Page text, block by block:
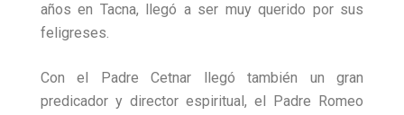
años en Tacna, llegó a ser muy querido por sus
feligreses.
Con el Padre Cetnar llegó también un gran
predicador y director espiritual, el Padre Romeo